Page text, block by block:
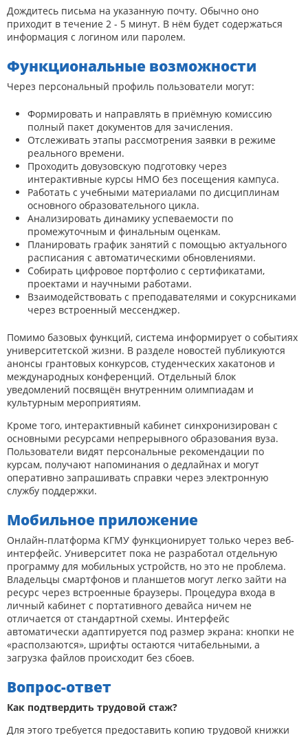
Дождитесь письма на указанную почту. Обычно оно
приходит в течение 2 - 5 минут. В нём будет содержаться
информация с логином или паролем.
Функциональные возможности
Через персональный профиль пользователи могут:
Формировать и направлять в приёмную комиссию
полный пакет документов для зачисления.
Отслеживать этапы рассмотрения заявки в режиме
реального времени.
Проходить довузовскую подготовку через
интерактивные курсы НМО без посещения кампуса.
Работать с учебными материалами по дисциплинам
основного образовательного цикла.
Анализировать динамику успеваемости по
промежуточным и финальным оценкам.
Планировать график занятий с помощью актуального
расписания с автоматическими обновлениями.
Собирать цифровое портфолио с сертификатами,
проектами и научными работами.
Взаимодействовать с преподавателями и сокурсниками
через встроенный мессенджер.
Помимо базовых функций, система информирует о событиях
университетской жизни. В разделе новостей публикуются
анонсы грантовых конкурсов, студенческих хакатонов и
международных конференций. Отдельный блок
уведомлений посвящён внутренним олимпиадам и
культурным мероприятиям.
Кроме того, интерактивный кабинет синхронизирован с
основными ресурсами непрерывного образования вуза.
Пользователи видят персональные рекомендации по
курсам, получают напоминания о дедлайнах и могут
оперативно запрашивать справки через электронную
службу поддержки.
Мобильное приложение
Онлайн-платформа КГМУ функционирует только через веб-
интерфейс. Университет пока не разработал отдельную
программу для мобильных устройств, но это не проблема.
Владельцы смартфонов и планшетов могут легко зайти на
ресурс через встроенные браузеры. Процедура входа в
личный кабинет с портативного девайса ничем не
отличается от стандартной схемы. Интерфейс
автоматически адаптируется под размер экрана: кнопки не
«расползаются», шрифты остаются читабельными, а
загрузка файлов происходит без сбоев.
Вопрос-ответ
Как подтвердить трудовой стаж?
Для этого требуется предоставить копию трудовой книжки